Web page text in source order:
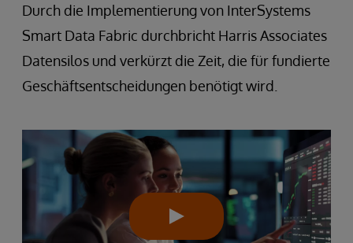
Durch die Implementierung von InterSystems
Smart Data Fabric durchbricht Harris Associates
Datensilos und verkürzt die Zeit, die für fundierte
Geschäftsentscheidungen benötigt wird.